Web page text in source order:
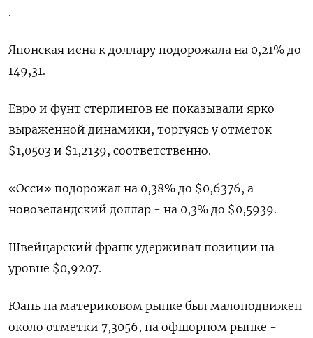
.
Японская иена к доллару подорожала на 0,21%​ до
149,31.
Евро и фунт стерлингов не показывали ярко
выраженной динамики, торгуясь у отметок
$1,0503​ и $1,2139, соответственно.​
«Осси» подорожал на 0,38% до $0,6376​, а
новозеландский доллар - на 0,3% до $0,5939​.
Швейцарский франк удерживал позиции на
уровне $0,9207​.
Юань на материковом рынке был малоподвижен
около отметки 7,3056​, на офшорном рынке -